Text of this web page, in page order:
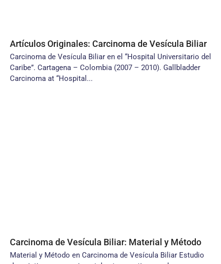
Artículos Originales: Carcinoma de Vesícula Biliar
Carcinoma de Vesícula Biliar en el “Hospital Universitario del
Caribe”. Cartagena – Colombia (2007 – 2010). Gallbladder
Carcinoma at “Hospital...
Carcinoma de Vesícula Biliar: Material y Método
Material y Método en Carcinoma de Vesícula Biliar Estudio